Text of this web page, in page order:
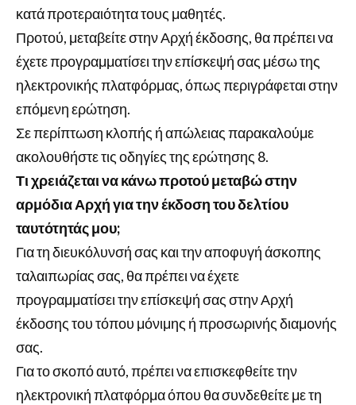
κατά προτεραιότητα τους μαθητές.
Προτού, μεταβείτε στην Αρχή έκδοσης, θα πρέπει να
έχετε προγραμματίσει την επίσκεψή σας μέσω της
ηλεκτρονικής πλατφόρμας, όπως περιγράφεται στην
επόμενη ερώτηση.
Σε περίπτωση κλοπής ή απώλειας παρακαλούμε
ακολουθήστε τις οδηγίες της ερώτησης 8.
Τι χρειάζεται να κάνω προτού μεταβώ στην
αρμόδια Αρχή για την έκδοση του δελτίου
ταυτότητάς μου;
Για τη διευκόλυνσή σας και την αποφυγή άσκοπης
ταλαιπωρίας σας, θα πρέπει να έχετε
προγραμματίσει την επίσκεψή σας στην Αρχή
έκδοσης του τόπου μόνιμης ή προσωρινής διαμονής
σας.
Για το σκοπό αυτό, πρέπει να επισκεφθείτε την
ηλεκτρονική πλατφόρμα όπου θα συνδεθείτε με τη